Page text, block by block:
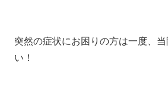
突然の症状にお困りの方は一度、
い！